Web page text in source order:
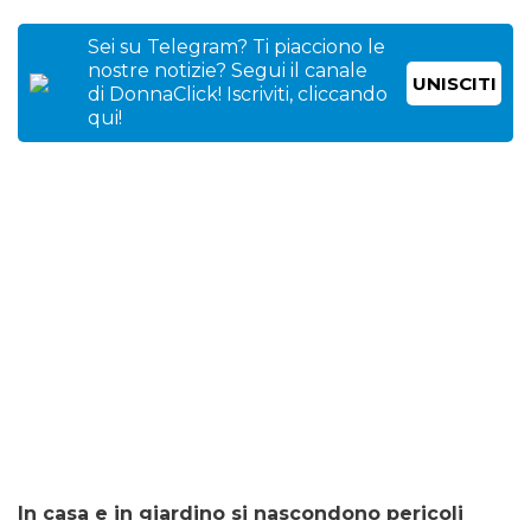
Sei su Telegram? Ti piacciono le
nostre notizie? Segui il canale
di DonnaClick! Iscriviti, cliccando
qui!
UNISCITI
In casa e in giardino si nascondono pericoli